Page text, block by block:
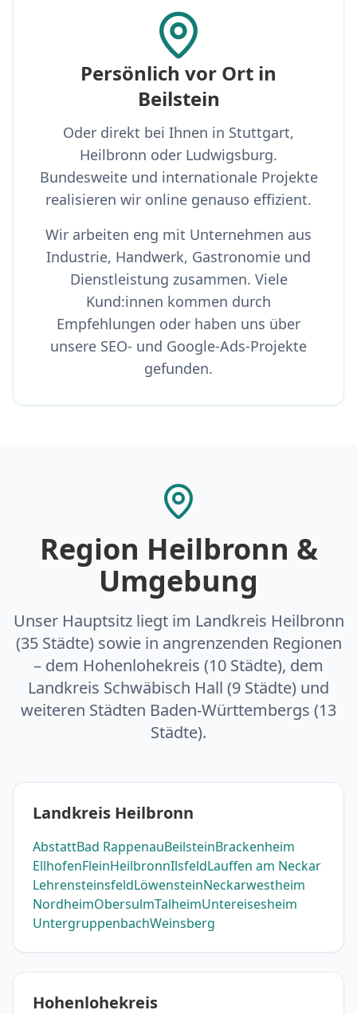
Persönlich vor Ort in
Beilstein
Oder direkt bei Ihnen in Stuttgart,
Heilbronn oder Ludwigsburg.
Bundesweite und internationale Projekte
realisieren wir online genauso effizient.
Wir arbeiten eng mit Unternehmen aus
Industrie, Handwerk, Gastronomie und
Dienstleistung zusammen. Viele
Kund:innen kommen durch
Empfehlungen oder haben uns über
unsere SEO- und Google-Ads-Projekte
gefunden.
Region Heilbronn &
Umgebung
Unser Hauptsitz liegt im Landkreis Heilbronn
(35 Städte) sowie in angrenzenden Regionen
– dem Hohenlohekreis (10 Städte), dem
Landkreis Schwäbisch Hall (9 Städte) und
weiteren Städten Baden-Württembergs (13
Städte).
Landkreis Heilbronn
AbstattBad RappenauBeilsteinBrackenheim
EllhofenFleinHeilbronnIlsfeldLauffen am Neckar
LehrensteinsfeldLöwensteinNeckarwestheim
NordheimObersulmTalheimUntereisesheim
UntergruppenbachWeinsberg
Hohenlohekreis